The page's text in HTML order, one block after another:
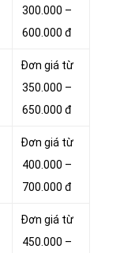
300.000 –
600.000 đ
Đơn giá từ
350.000 –
650.000 đ
Đơn giá từ
400.000 –
700.000 đ
Đơn giá từ
450.000 –